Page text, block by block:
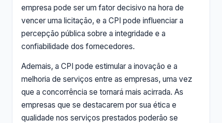
empresa pode ser um fator decisivo na hora de
vencer uma licitação, e a CPI pode influenciar a
percepção pública sobre a integridade e a
confiabilidade dos fornecedores.
Ademais, a CPI pode estimular a inovação e a
melhoria de serviços entre as empresas, uma vez
que a concorrência se tornará mais acirrada. As
empresas que se destacarem por sua ética e
qualidade nos serviços prestados poderão se